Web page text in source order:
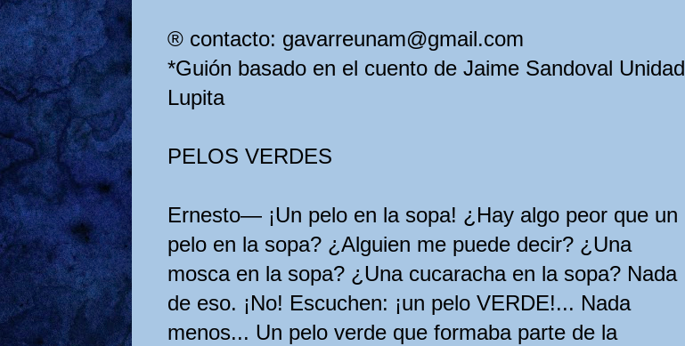
® contacto: gavarreunam@gmail.com
*Guión basado en el cuento de Jaime Sandoval Unidad
Lupita
PELOS VERDES
Ernesto— ¡Un pelo en la sopa! ¿Hay algo peor que un
pelo en la sopa? ¿Alguien me puede decir? ¿Una
mosca en la sopa? ¿Una cucaracha en la sopa? Nada
de eso. ¡No! Escuchen: ¡un pelo VERDE!... Nada
menos... Un pelo verde que formaba parte de la